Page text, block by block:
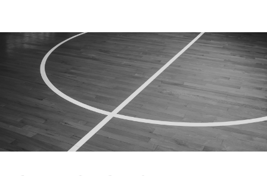
ÁREA TÉCNICA
PROJETOS
LIGA BETCLIC MASCULINA
LIGA BETCLIC FEMININA